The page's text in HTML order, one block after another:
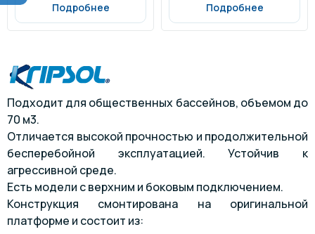
Подробнее Подробнее
Подходит для общественных бассейнов, объемом до
70 м3.
Отличается высокой прочностью и продолжительной
бесперебойной эксплуатацией. Устойчив к
агрессивной среде.
Есть модели с верхним и боковым подключением.
Конструкция смонтирована на оригинальной
платформе и состоит из: